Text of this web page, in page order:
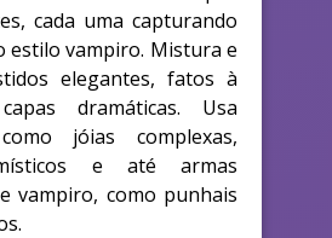
cada uma capturando
estilo vampiro. Mistura e
elegantes, fatos à
dramáticas. Usa
jóias complexas,
e até armas
vampiro, como punhais